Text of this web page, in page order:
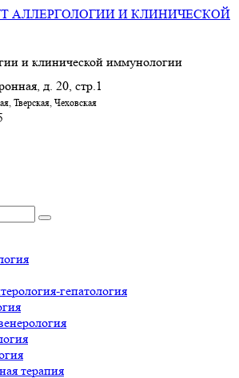
и клинической иммунологии
д. 20, стр.1
Тверская, Чеховская
гепатология
терапия